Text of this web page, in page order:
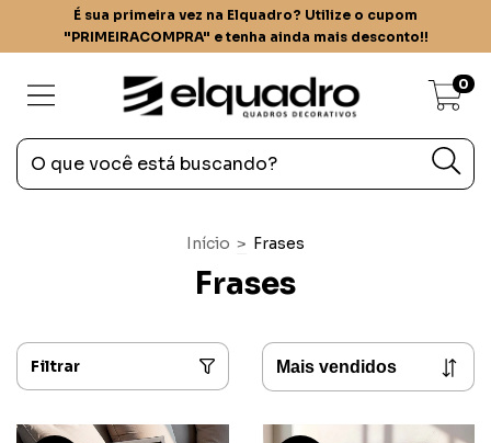
É sua primeira vez na Elquadro? Utilize o cupom
"PRIMEIRACOMPRA" e tenha ainda mais desconto!!
0
Início > Frases
Frases
Filtrar